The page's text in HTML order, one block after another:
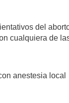
del
cualquiera de
anestesia